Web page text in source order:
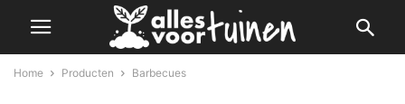
Home Producten Barbecues